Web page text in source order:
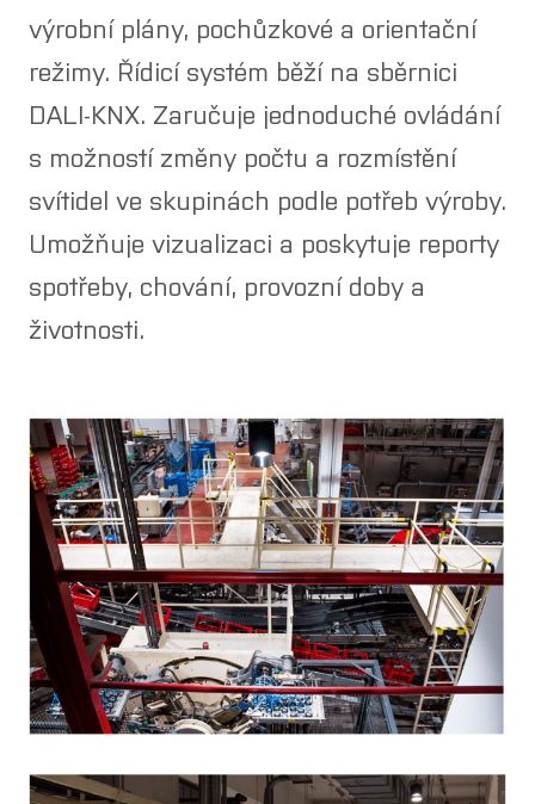
výrobní plány, pochůzkové a orientační
režimy. Řídicí systém běží na sběrnici
DALI-KNX. Zaručuje jednoduché ovládání
s možností změny počtu a rozmístění
svítidel ve skupinách podle potřeb výroby.
Umožňuje vizualizaci a poskytuje reporty
spotřeby, chování, provozní doby a
životnosti.